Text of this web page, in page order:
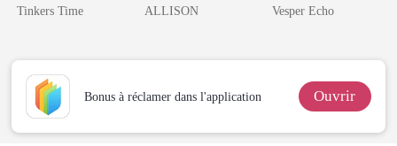
chance du
Tinkers Time
vengeance du
ALLISON
Bonjour Reine
Vesper Echo
Bonus à réclamer dans l'application Ouvrir